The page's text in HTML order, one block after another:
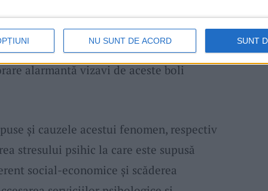
NU SUNT DE ACORD SUNT
de timp, în 2012, erau foarte puţini
din secţia dePsihiatrie.Între timp,
trateze de această boală a crescut. Deci,
alarmantă vizavi de aceste boli
şi cauzele acestui fenomen, respectiv
stresului psihic la care este supusă
social-economice şi scăderea